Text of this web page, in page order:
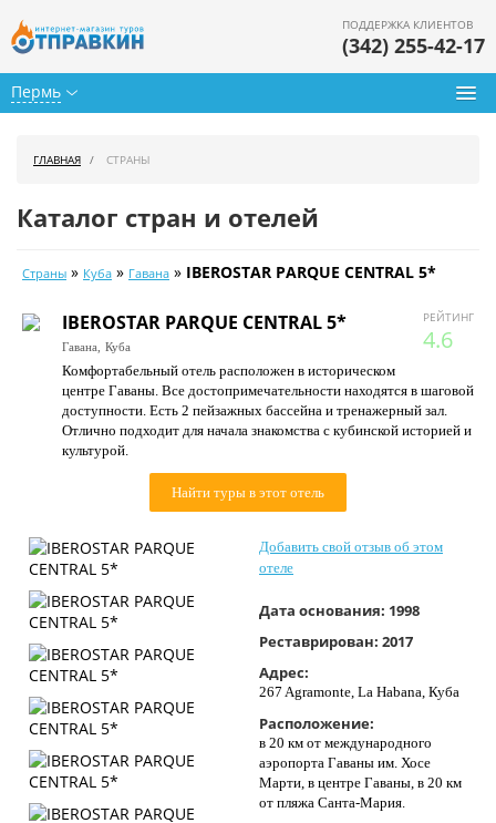
Пермь
ПОДДЕРЖКА КЛИЕНТОВ
(342) 255-42-17
Календарь туров
Цены дня
Страны
Как купить
ГЛАВНАЯ СТРАНЫ
Каталог стран и отелей
Страны » Куба » Гавана » IBEROSTAR PARQUE CENTRAL 5*
РЕЙТИНГ
4.6
IBEROSTAR PARQUE CENTRAL 5*
Гавана, Куба
Комфортабельный отель расположен в историческом
центре Гаваны. Все достопримечательности находятся в шаговой
доступности. Есть 2 пейзажных бассейна и тренажерный зал.
Отлично подходит для начала знакомства с кубинской историей и
культурой.
Найти туры в этот отель
Добавить свой отзыв об этом
отеле
Дата основания: 1998
Реставрирован: 2017
Адрес:
267 Agramonte, La Habana, Куба
Расположение:
в 20 км от международного
аэропорта Гаваны им. Хосе
Марти, в центре Гаваны, в 20 км
от пляжа Санта-Мария.